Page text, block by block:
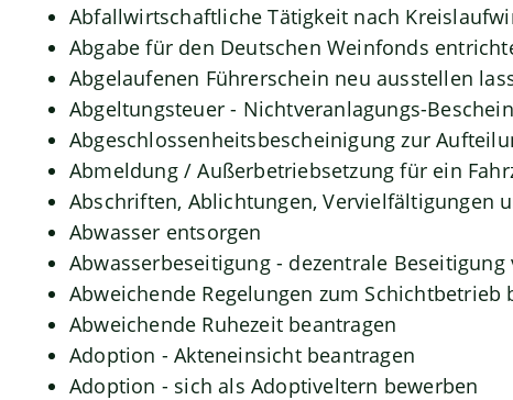
Abfallwirtschaftliche Tätigkeit nach
Abgabe für den Deutschen Weinfonds
Abgelaufenen Führerschein neu ausstellen
Abgeltungsteuer - Nichtveranlagungs-
Abgeschlossenheitsbescheinigung zur
Abmeldung / Außerbetriebsetzung für ein
Abschriften, Ablichtungen, Vervielfältigungen
Abwasser entsorgen
Abwasserbeseitigung - dezentrale
Abweichende Regelungen zum Schichtbetrieb
Abweichende Ruhezeit beantragen
Adoption - Akteneinsicht beantragen
Adoption - sich als Adoptiveltern bewerben